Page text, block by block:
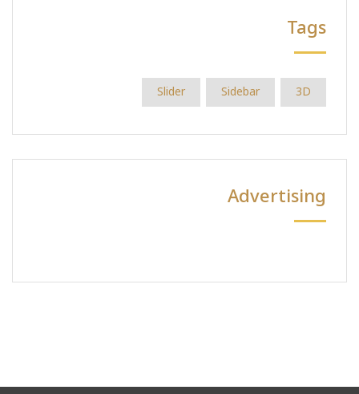
Tags
3D
Sidebar
Slider
Advertising